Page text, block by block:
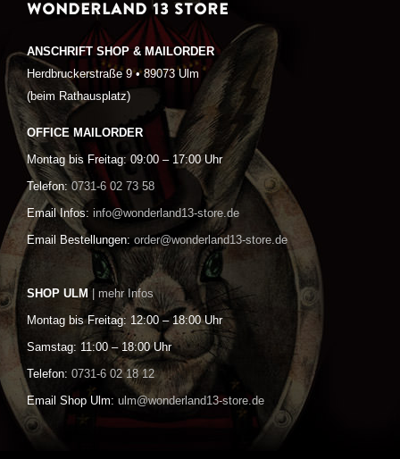
WONDERLAND 13 STORE
ANSCHRIFT SHOP & MAILORDER
Herdbruckerstraße 9 • 89073 Ulm
(beim Rathausplatz)
OFFICE MAILORDER
Montag bis Freitag: 09:00 – 17:00 Uhr
Telefon: 0731-6 02 73 58
Email Infos: info@wonderland13-store.de
Email Bestellungen: order@wonderland13-store.de
SHOP ULM | mehr Infos
Montag bis Freitag: 12:00 – 18:00 Uhr
Samstag: 11:00 – 18:00 Uhr
Telefon: 0731-6 02 18 12
Email Shop Ulm: ulm@wonderland13-store.de